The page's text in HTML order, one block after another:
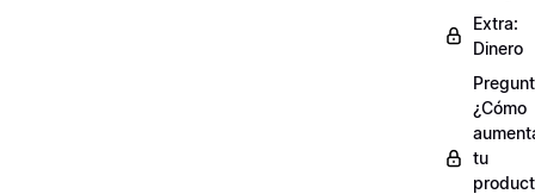
Extra:
Dinero
¿Cómo
tu